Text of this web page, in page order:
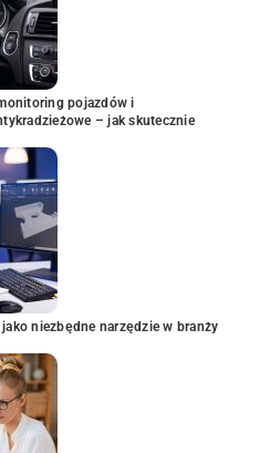
pojazdów i
– jak skutecznie
niezbędne narzędzie w branży